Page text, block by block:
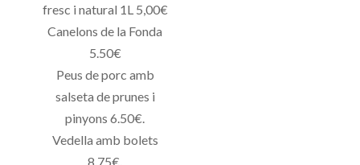
fresc i natural 1L 5,00€
Canelons de la Fonda
5.50€
Peus de porc amb
salseta de prunes i
pinyons 6.50€.
Vedella amb bolets
8.75€.